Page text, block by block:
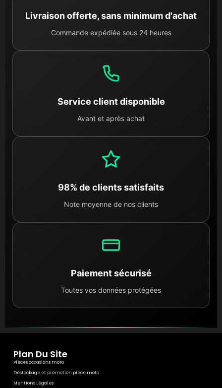
Livraison offerte, sans minimum d'achat
Commande expédiée sous 24 heures
Service client disponible
Avant et après achat
98% de clients satisfaits
Note moyenne de nos clients
Paiement sécurisé
Toutes vos données protégées
Plan Du Site
Pièces occasions moto
Déstockage et promotion pièce moto
Mentions Légales